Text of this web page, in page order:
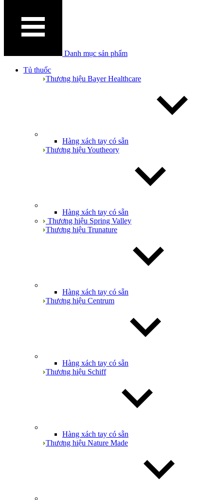
Danh mục sản phẩm
Tủ thuốc
Thương hiệu Bayer Healthcare
Hàng xách tay có sẵn
Thương hiệu Youtheory
Hàng xách tay có sẵn
Thương hiệu Spring Valley
Thương hiệu Trunature
Hàng xách tay có sẵn
Thương hiệu Centrum
Hàng xách tay có sẵn
Thương hiệu Schiff
Hàng xách tay có sẵn
Thương hiệu Nature Made